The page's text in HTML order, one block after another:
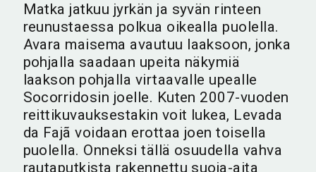
Matka jatkuu jyrkän ja syvän rinteen
reunustaessa polkua oikealla puolella.
Avara maisema avautuu laaksoon, jonka
pohjalla saadaan upeita näkymiä
laakson pohjalla virtaavalle upealle
Socorridosin joelle. Kuten 2007-vuoden
reittikuvauksestakin voit lukea, Levada
da Fajã voidaan erottaa joen toisella
puolella. Onneksi tällä osuudella vahva
rautaputkista rakennettu suoja-aita